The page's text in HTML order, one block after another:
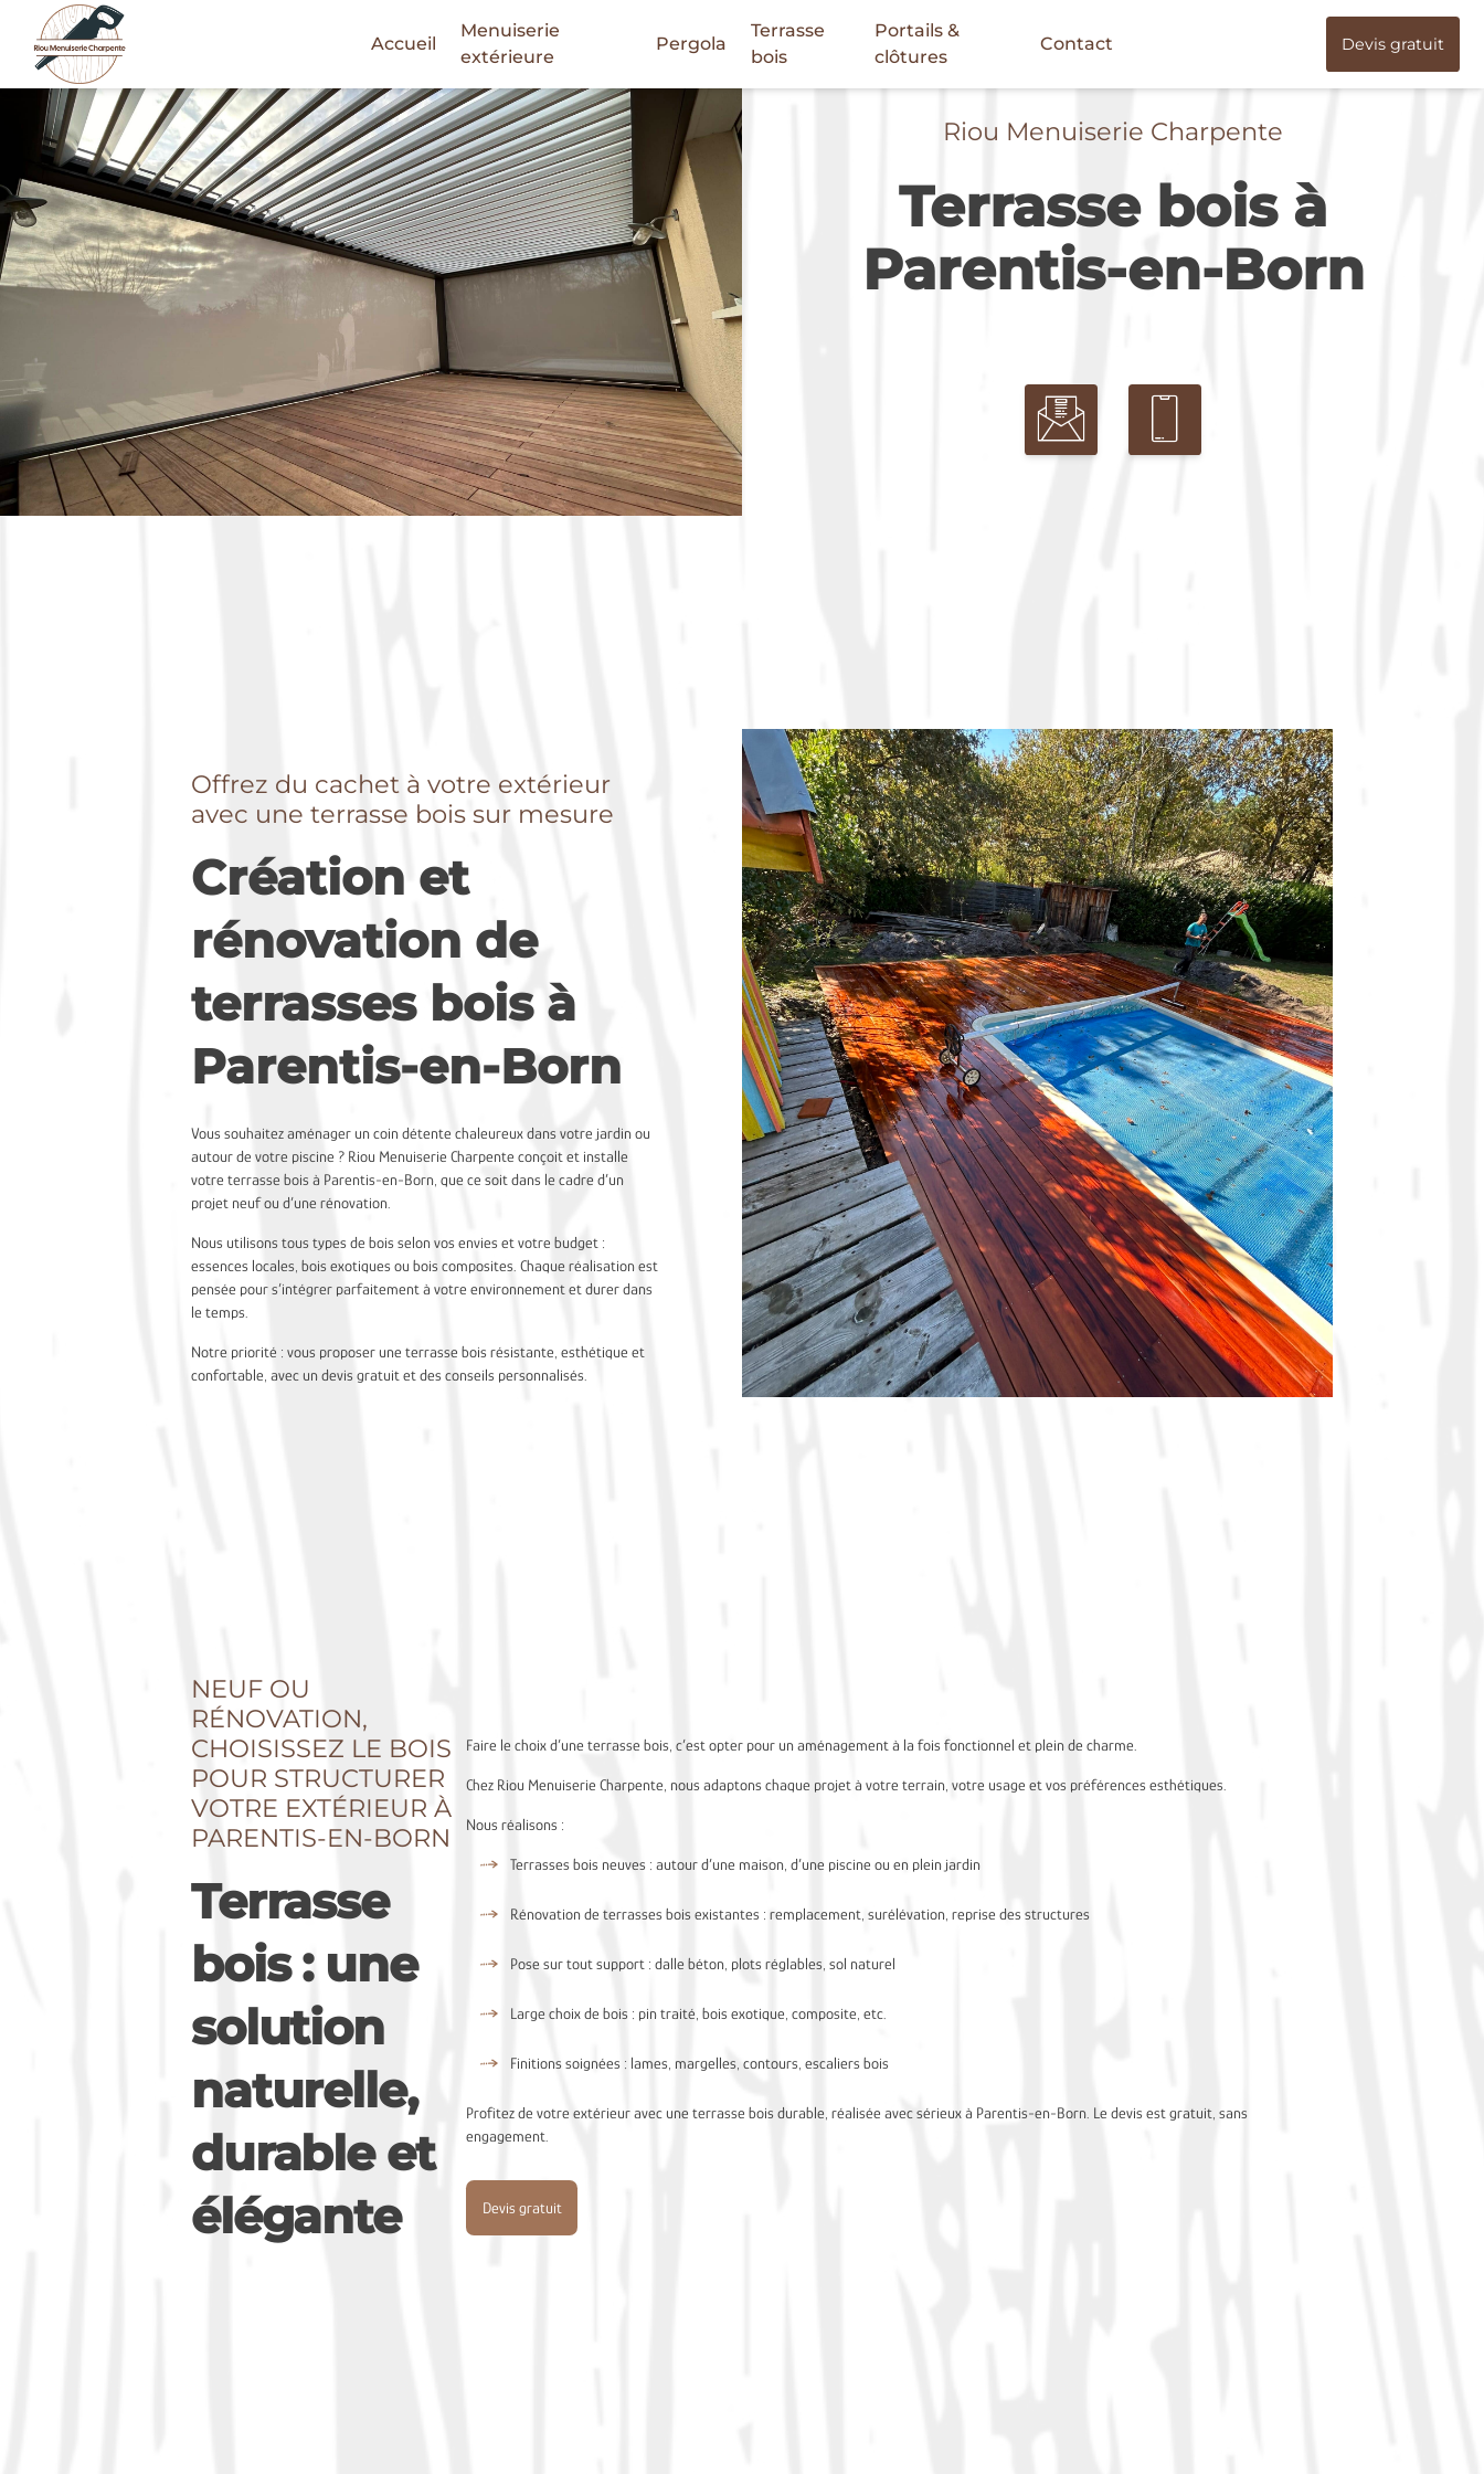
Accueil
Menuiserie
extérieure
Pergola
Terrasse
bois
Portails &
clôtures
Contact Devis gratuit
Riou Menuiserie Charpente
Terrasse bois à
Parentis-en-Born
Offrez du cachet à votre extérieur
avec une terrasse bois sur mesure
Création et
rénovation de
terrasses bois à
Parentis-en-Born
Vous souhaitez aménager un coin détente chaleureux dans votre jardin ou
autour de votre piscine ? Riou Menuiserie Charpente conçoit et installe
votre terrasse bois à Parentis-en-Born, que ce soit dans le cadre d’un
projet neuf ou d’une rénovation.
Nous utilisons tous types de bois selon vos envies et votre budget :
essences locales, bois exotiques ou bois composites. Chaque réalisation est
pensée pour s’intégrer parfaitement à votre environnement et durer dans
le temps.
Notre priorité : vous proposer une terrasse bois résistante, esthétique et
confortable, avec un devis gratuit et des conseils personnalisés.
NEUF OU
RÉNOVATION,
CHOISISSEZ LE BOIS
POUR STRUCTURER
VOTRE EXTÉRIEUR À
PARENTIS-EN-BORN
Terrasse
bois : une
solution
naturelle,
durable et
élégante
Faire le choix d’une terrasse bois, c’est opter pour un aménagement à la fois fonctionnel et plein de charme.
Chez Riou Menuiserie Charpente, nous adaptons chaque projet à votre terrain, votre usage et vos préférences esthétiques.
Nous réalisons :
Terrasses bois neuves : autour d’une maison, d’une piscine ou en plein jardin
Rénovation de terrasses bois existantes : remplacement, surélévation, reprise des structures
Pose sur tout support : dalle béton, plots réglables, sol naturel
Large choix de bois : pin traité, bois exotique, composite, etc.
Finitions soignées : lames, margelles, contours, escaliers bois
Profitez de votre extérieur avec une terrasse bois durable, réalisée avec sérieux à Parentis-en-Born. Le devis est gratuit, sans
engagement.
Devis gratuit